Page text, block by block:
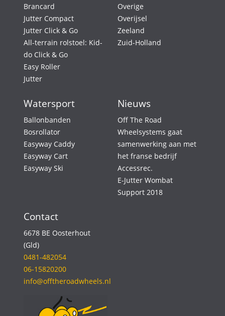
Brancard
Jutter Compact
Jutter Click & Go
All-terrain rolstoel: Kid-
do Click & Go
Easy Roller
Jutter
Overige
Overijsel
Zeeland
Zuid-Holland
Watersport
Ballonbanden
Bosrollator
Easyway Caddy
Easyway Cart
Easyway Ski
Nieuws
Off The Road
Wheelsystems gaat
samenwerking aan met
het franse bedrijf
Accessrec.
E-Jutter Wombat
Support 2018
Contact
6678 BE Oosterhout
(Gld)
0481-482054
06-15820200
info@offtheroadwheels.nl